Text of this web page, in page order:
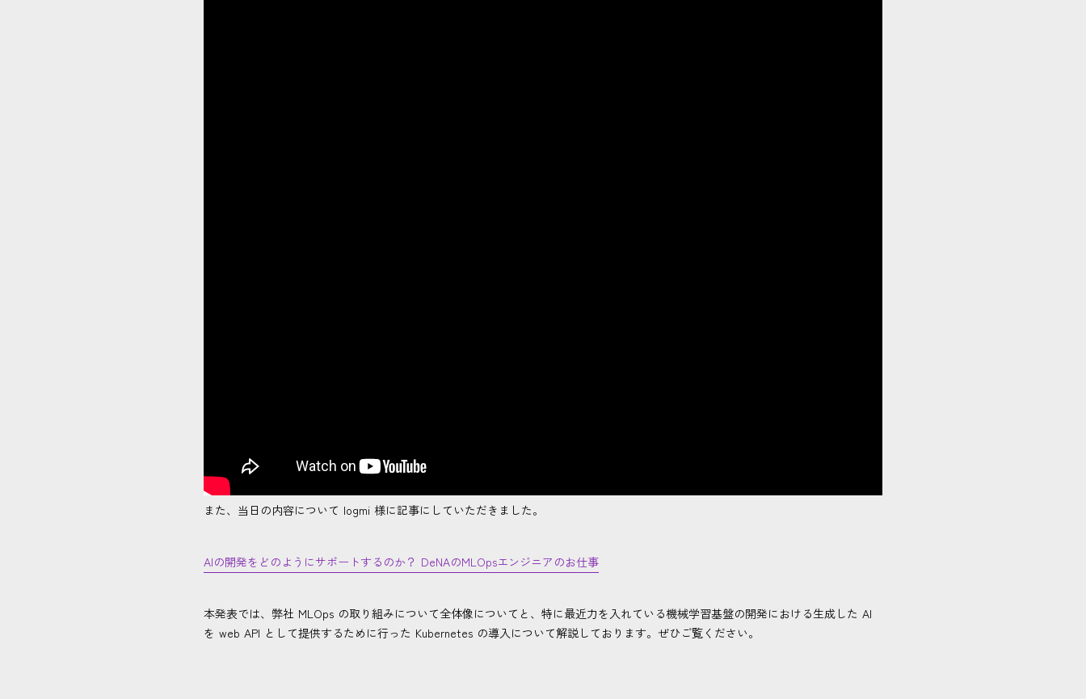
また、当日の内容について logmi 様に記事にしていただきました。
AIの開発をどのようにサポートするのか？ DeNAのMLOpsエンジニアのお仕事
本発表では、弊社 MLOps の取り組みについて全体像についてと、特に最近力を入れている機械学習基盤の開発における生成した AI
を web API として提供するために行った Kubernetes の導入について解説しております。ぜひご覧ください。